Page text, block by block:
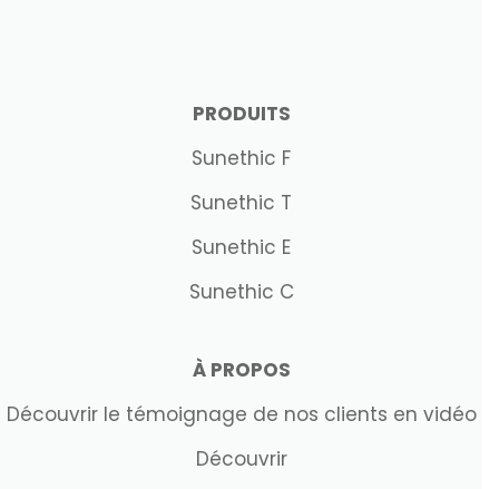
PRODUITS
Sunethic F
Sunethic T
Sunethic E
Sunethic C
À PROPOS
Découvrir le témoignage de nos clients en vidéo
Découvrir